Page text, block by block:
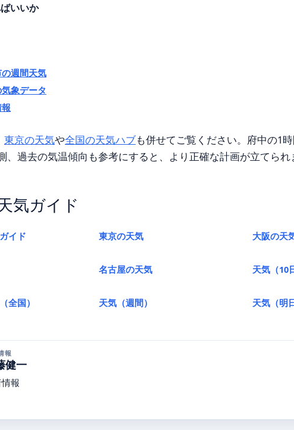
いいか
週間天気
象データ
東京の天気や全国の天気ハブも併せてご覧ください。府中の1
、過去の気温傾向も参考にすると、より正確な計画が立てられ
気ガイド
イド 東京の天気 大阪の天
名古屋の天気 天気（10
全国） 天気（週間） 天気（明
報
健一
報